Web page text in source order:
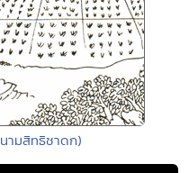
ามสิทธิชาดก)